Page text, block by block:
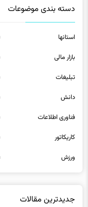
استانها
بازار مالی
تبلیغات
دانش
فناوری اطلاعات
کاریکاتور
ورزش